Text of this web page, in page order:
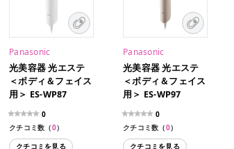
Panasonic
光美容器 光エステ
＜ボディ＆フェイス
用＞ ES-WP87
0
クチコミ数（0）
クチコミを見る
Panasonic
光美容器 光エステ
＜ボディ＆フェイス
用＞ ES-WP97
0
クチコミ数（0）
クチコミを見る